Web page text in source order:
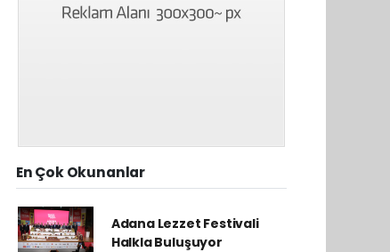
En Çok Okunanlar
Adana Lezzet Festivali
Halkla Buluşuyor